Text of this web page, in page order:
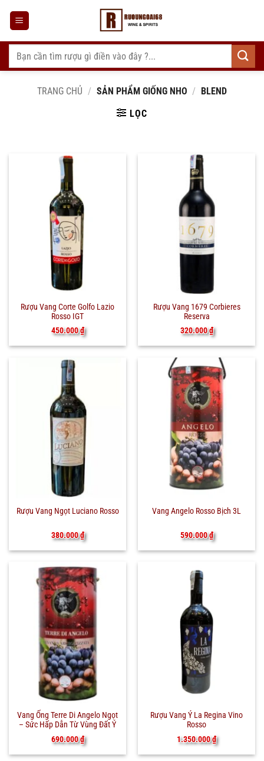
dung
Tìm
kiếm:
TRANG CHỦ / SẢN PHẨM GIỐNG NHO / BLEND
LỌC
Rượu Vang Corte Golfo Lazio
Rosso IGT
450.000₫
Rượu Vang 1679 Corbieres
Reserva
320.000₫
Rượu Vang Ngọt Luciano Rosso
380.000₫
Vang Angelo Rosso Bịch 3L
590.000₫
Vang Ống Terre Di Angelo Ngọt
– Sức Hấp Dẫn Từ Vùng Đất Ý
690.000₫
Rượu Vang Ý La Regina Vino
Rosso
1.350.000₫